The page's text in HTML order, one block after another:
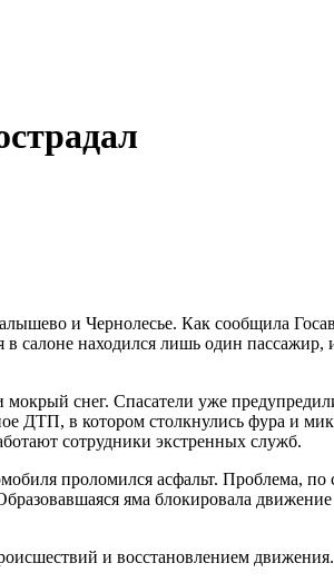
и Чернолесье. Как сообщила
в салоне находился лишь один пассажир,
снег. Спасатели уже
ДТП, в котором столкнулись фура и
сотрудники экстренных служб.
проломился асфальт. Проблема,
яма блокировала движение
и восстановлением движения.